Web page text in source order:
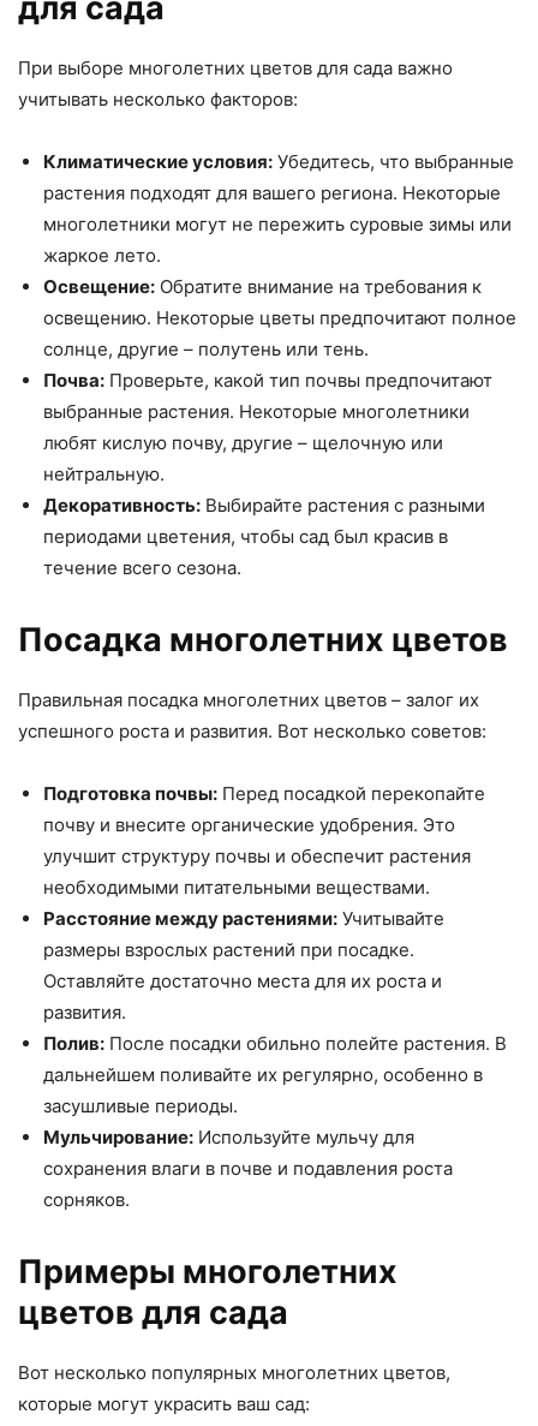
для сада
При выборе многолетних цветов для сада важно
учитывать несколько факторов:
Климатические условия: Убедитесь, что выбранные
растения подходят для вашего региона. Некоторые
многолетники могут не пережить суровые зимы или
жаркое лето.
Освещение: Обратите внимание на требования к
освещению. Некоторые цветы предпочитают полное
солнце, другие – полутень или тень.
Почва: Проверьте, какой тип почвы предпочитают
выбранные растения. Некоторые многолетники
любят кислую почву, другие – щелочную или
нейтральную.
Декоративность: Выбирайте растения с разными
периодами цветения, чтобы сад был красив в
течение всего сезона.
Посадка многолетних цветов
Правильная посадка многолетних цветов – залог их
успешного роста и развития. Вот несколько советов:
Подготовка почвы: Перед посадкой перекопайте
почву и внесите органические удобрения. Это
улучшит структуру почвы и обеспечит растения
необходимыми питательными веществами.
Расстояние между растениями: Учитывайте
размеры взрослых растений при посадке.
Оставляйте достаточно места для их роста и
развития.
Полив: После посадки обильно полейте растения. В
дальнейшем поливайте их регулярно, особенно в
засушливые периоды.
Мульчирование: Используйте мульчу для
сохранения влаги в почве и подавления роста
сорняков.
Примеры многолетних
цветов для сада
Вот несколько популярных многолетних цветов,
которые могут украсить ваш сад: